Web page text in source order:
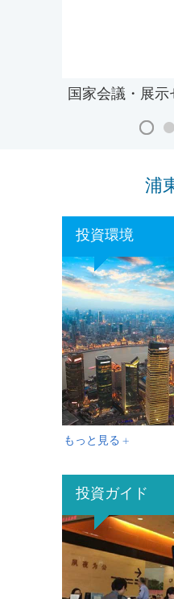
国家会議・展示
浦
投資環境
もっと見る +
投資ガイド